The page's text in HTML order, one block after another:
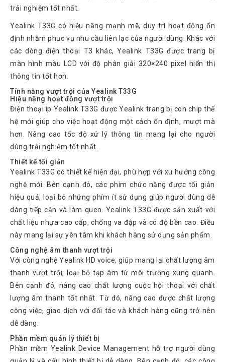
Yeastar
Plantronics
Headsets
Freemate
Sennheiser
Headsets
Jabra
Atcom
Sangoma
Polycom
Phones
Phones
Phones
Avaya
Phones
Grandstream
Yealink
Góc
kỹ
thuật
trải nghiệm tốt nhất.
Yealink T33G có hiệu năng mạnh mẽ, duy trì hoạt động ổn
định nhằm phục vụ nhu cầu liên lạc của người dùng. Khác với
các dòng điện thoại T3 khác, Yealink T33G được trang bị
màn hình màu LCD với độ phân giải 320×240 pixel hiển thị
thông tin tốt hơn.
Tính năng vượt trội của Yealink T33G
Hiệu năng hoạt động vượt trội
Điện thoại ip Yealink T33G được Yealink trang bị con chip thế
hệ mới giúp cho việc hoạt động một cách ổn định, mượt mà
hơn. Nâng cao tốc độ xử lý thông tin mang lại cho người
dùng trải nghiệm tốt nhất.
Thiết kế tối giản
Yealink T33G có thiết kế hiện đại, phù hợp với xu hướng công
nghệ mới. Bên cạnh đó, các phím chức năng được tối giản
hiệu quả, loại bỏ những phím ít sử dụng giúp người dùng dễ
dàng tiếp cận và làm quen. Yealink T33G được sản xuất với
chất liệu nhựa cao cấp, chống va đập và có độ bền cao. Điều
này mang lại sự yên tâm khi khách hàng sử dụng sản phẩm.
Công nghệ âm thanh vượt trội
Với công nghệ Yealink HD voice, giúp mang lại chất lượng âm
thanh vượt trội, loại bỏ tạp âm từ môi trường xung quanh.
Bên cạnh đó, nâng cao chất lượng cuộc hội thoại với chất
lượng âm thanh tốt nhất. Từ đó, nâng cao được chất lượng
công việc, giao dịch với đối tác và khách hàng cũng trở nên
dễ dàng.
Phần mềm quản lý thiết bị
Phần mềm Yealink Device Management hỗ trợ người dùng